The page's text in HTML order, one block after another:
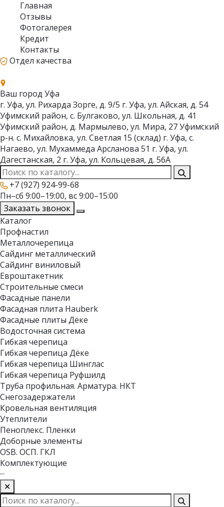
Главная
Отзывы
Фотогалерея
Кредит
Контакты
Отдел качества
Ваш город Уфа
г. Уфа, ул. Рихарда Зорге, д. 9/5 г. Уфа, ул. Айская, д. 54
Уфимский район, с. Булгаково, ул. Школьная, д. 41
Уфимский район, д. Мармылево, ул. Мира, 27Уфимский
р-н. с. Михайловка, ул. Светлая 15 (склад) г. Уфа, с.
Нагаево, ул. Мухаммеда Арсланова 51 г. Уфа, ул.
Дагестанская, 2 г. Уфа, ул. Кольцевая, д. 56А
+7 (927) 924-99-68
Пн–сб 9:00–19:00, вс 9:00–15:00
Заказать звонок
Каталог
Профнастил
Металлочерепица
Сайдинг металлический
Сайдинг виниловый
Евроштакетник
Строительные смеси
Фасадные панели
Фасадная плита Hauberk
Фасадные плиты Дёке
Водосточная система
Гибкая черепица
Гибкая черепица Дёке
Гибкая черепица Шинглас
Гибкая черепица Руфшилд
Труба профильная. Арматура. НКТ
Снегозадержатели
Кровельная вентиляция
Утеплители
Пеноплекс. Пленки
Доборные элементы
OSB. ОСП. ГКЛ
Комплектующие
···
✕